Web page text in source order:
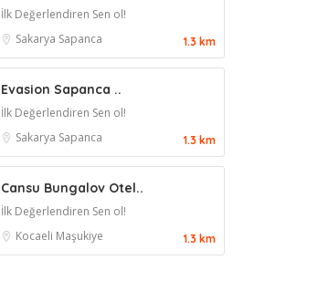
İlk Değerlendiren Sen ol!
Sakarya Sapanca 1.3 km
Evasion Sapanca ..
İlk Değerlendiren Sen ol!
Sakarya Sapanca 1.3 km
Cansu Bungalov Otel..
İlk Değerlendiren Sen ol!
Kocaeli Maşukiye 1.3 km